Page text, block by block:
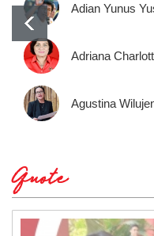
Adian Yunus
Adriana
Agustina
Quote